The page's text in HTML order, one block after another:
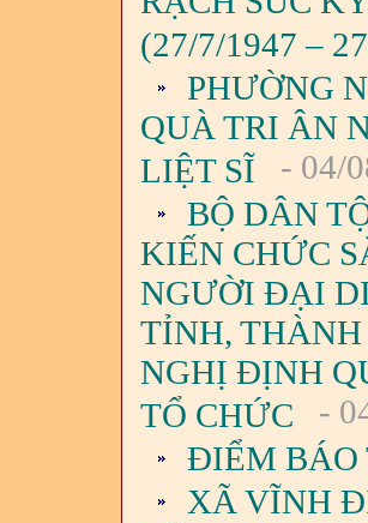
(27/7/1947 –
PHƯỜNG
QUÀ TRI ÂN
LIỆT SĨ
- 04/
BỘ DÂN
KIẾN CHỨC
NGƯỜI ĐẠI
TỈNH,
NGHỊ ĐỊNH
TỔ CHỨC
-
ĐIỂM BÁO
XÃ VĨNH